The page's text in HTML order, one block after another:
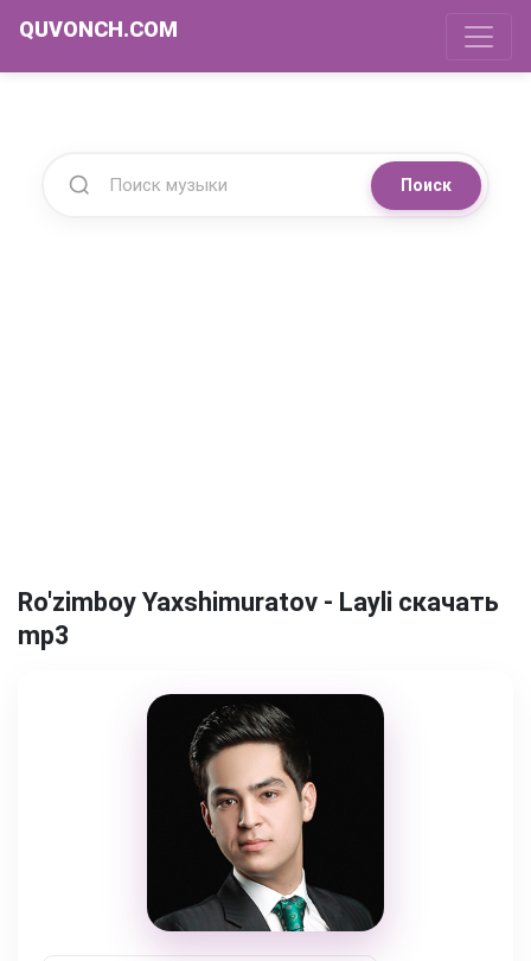
QUVONCH.COM
Поиск
Ro'zimboy Yaxshimuratov - Layli скачать
mp3